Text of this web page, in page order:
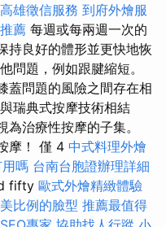
高雄徵信服務 到府外燴服
薦 每週或每兩週一次的
持良好的體形並更快地恢
問題，例如跟腱縮短。
蓋問題的風險之間存在相
瑞典式按摩技術相結
治療性按摩的子集。
摩！ 僅 4 中式料理外燴
嗎 台南台胞證辦理詳細
fifty 歐式外燴精緻體驗
比例的臉型 推薦最值得